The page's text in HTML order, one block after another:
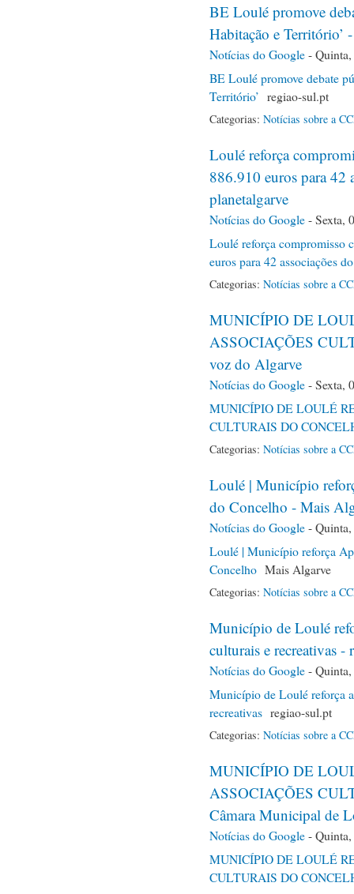
BE Loulé promove
Habitação e Território’
Notícias do Google-
BE Loulé promove debate
Território’ regiao-sul.pt
Categorias: Notícias sobre a
Loulé reforça
886.910 euros para 42
planetalgarve
Notícias do Google-Sexta,
Loulé reforça compromisso
euros para 42 associações
Categorias: Notícias sobre a
MUNICÍPIO DE
ASSOCIAÇÕES
voz do Algarve
Notícias do Google-Sexta,
MUNICÍPIO DE LOULÉ
CULTURAIS DO
Categorias: Notícias sobre a
Loulé | Município
do Concelho - Mais
Notícias do Google-
Loulé | Município reforça
Concelho Mais Algarve
Categorias: Notícias sobre a
Município de Loulé
culturais e recreativas -
Notícias do Google-
Município de Loulé reforça
recreativas regiao-sul.pt
Categorias: Notícias sobre a
MUNICÍPIO DE
ASSOCIAÇÕES
Câmara Municipal de
Notícias do Google-
MUNICÍPIO DE LOULÉ
CULTURAIS DO